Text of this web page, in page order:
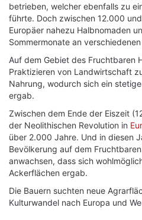
betrieben, welcher ebenfalls zu
führte. Doch zwischen 12.000
Europäer nahezu Halbnomaden
Sommermonate an
Auf dem Gebiet des Fruchtbaren
Praktizieren von Landwirtschaft
Nahrung, wodurch sich ein
ergab.
Zwischen dem Ende der Eiszeit
der Neolithischen Revolution in
über 2.000 Jahre. Und in diesen
Bevölkerung auf dem
anwachsen, dass sich
Ackerflächen ergab.
Die Bauern suchten neue
Kulturwandel nach Europa und